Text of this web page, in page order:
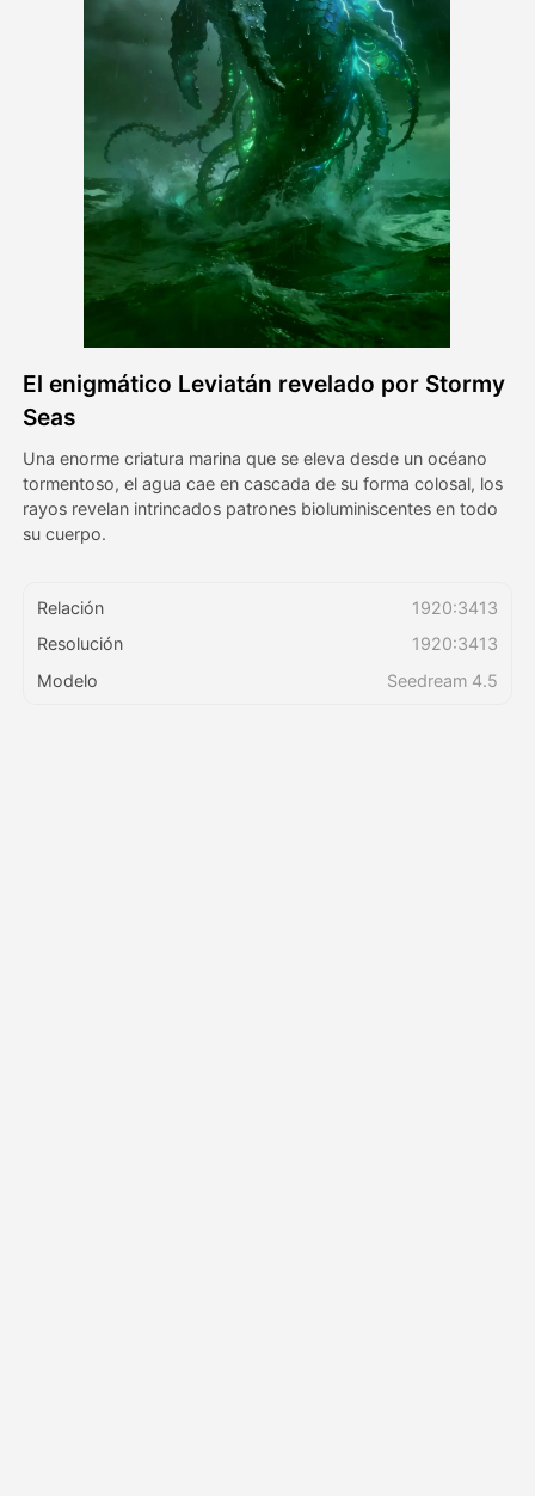
Avatar Video
Video de IA
Foto AI
Otras herramientas
Ver todas las plantillas
Galería
Blog
Precios
El enigmático Leviatán revelado por Stormy
Seas
Una enorme criatura marina que se eleva desde un océano
tormentoso, el agua cae en cascada de su forma colosal, los
rayos revelan intrincados patrones bioluminiscentes en todo
su cuerpo.
Relación
1920:3413
Resolución
1920:3413
Modelo
Seedream 4.5